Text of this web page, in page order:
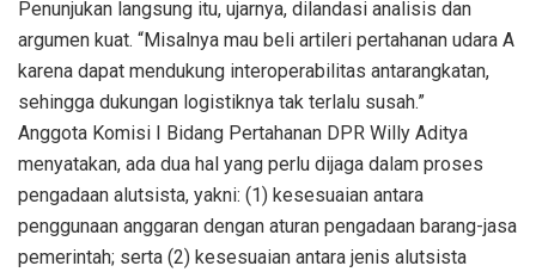
Penunjukan langsung itu, ujarnya, dilandasi analisis dan
argumen kuat. “Misalnya mau beli artileri pertahanan udara A
karena dapat mendukung interoperabilitas antarangkatan,
sehingga dukungan logistiknya tak terlalu susah.”
Anggota Komisi I Bidang Pertahanan DPR Willy Aditya
menyatakan, ada dua hal yang perlu dijaga dalam proses
pengadaan alutsista, yakni: (1) kesesuaian antara
penggunaan anggaran dengan aturan pengadaan barang-jasa
pemerintah; serta (2) kesesuaian antara jenis alutsista